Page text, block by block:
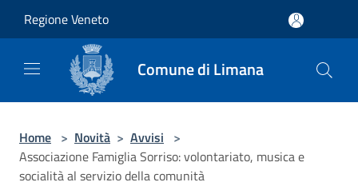
Regione Veneto
Comune di Limana
Home > Novità > Avvisi >
Associazione Famiglia Sorriso: volontariato, musica e
socialità al servizio della comunità